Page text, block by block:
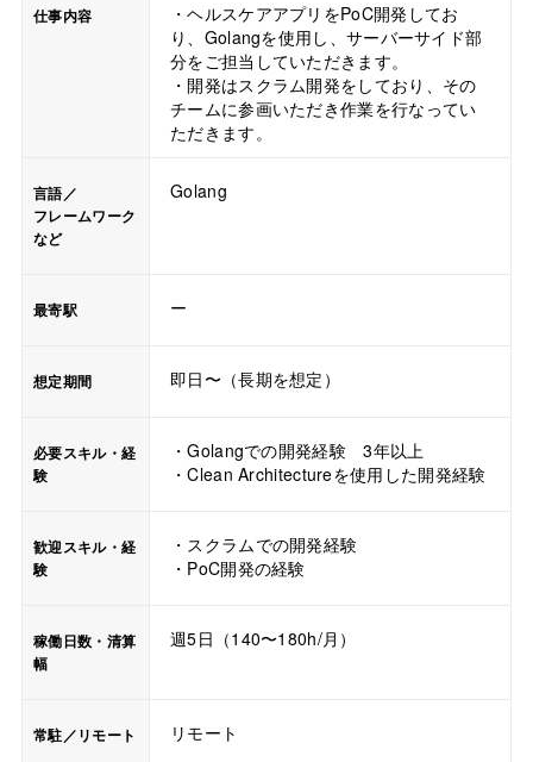
仕事内容
・ヘルスケアアプリをPoC開発してお
り、Golangを使用し、サーバーサイド部
分をご担当していただきます。
・開発はスクラム開発をしており、その
チームに参画いただき作業を行なってい
ただきます。
言語／
フレームワーク
など
Golang
最寄駅 ー
想定期間 即日〜（長期を想定）
必要スキル・経
験
・Golangでの開発経験 3年以上
・Clean Architectureを使用した開発経験
歓迎スキル・経
験
・スクラムでの開発経験
・PoC開発の経験
稼働日数・清算
幅
週5日（140〜180h/月）
常駐／リモート リモート